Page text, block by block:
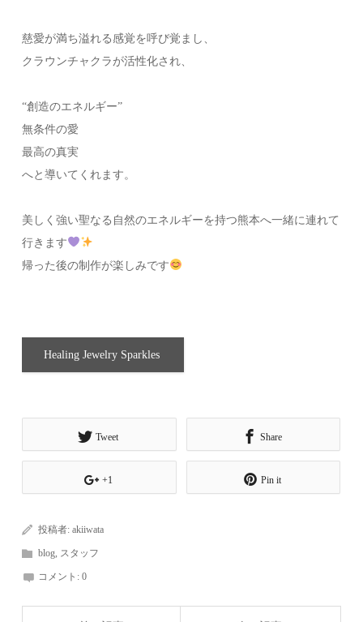
慈愛が満ち溢れる感覚を呼び覚まし、⁡
クラウンチャクラが活性化され、⁡
“創造のエネルギー”⁡
無条件の愛
最高の真実⁡
へと導いてくれます。⁡
美しく強い聖なる自然のエネルギーを持つ熊本へ一緒に連れて
行きます
帰った後の制作が楽しみです
Healing Jewelry Sparkles
Tweet Share
+1 Pin it
投稿者:akiiwata
blog, スタッフ
コメント:0